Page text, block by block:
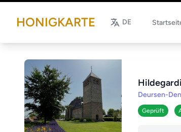
HONIGKARTE DE
Deursen-
Geprüft